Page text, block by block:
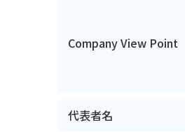
Company View Point
代表者名